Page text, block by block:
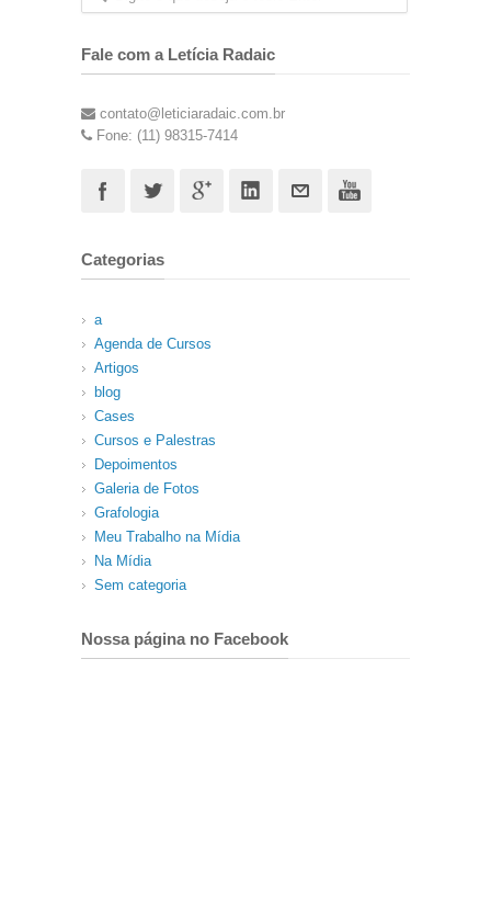
Fale com a Letícia Radaic
contato@leticiaradaic.com.br
Fone: (11) 98315-7414
Categorias
a
Agenda de Cursos
Artigos
blog
Cases
Cursos e Palestras
Depoimentos
Galeria de Fotos
Grafologia
Meu Trabalho na Mídia
Na Mídia
Sem categoria
Nossa página no Facebook